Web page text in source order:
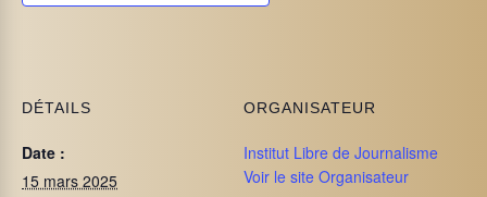
DÉTAILS
Date :
15 mars 2025
ORGANISATEUR
Institut Libre de Journalisme
Voir le site Organisateur